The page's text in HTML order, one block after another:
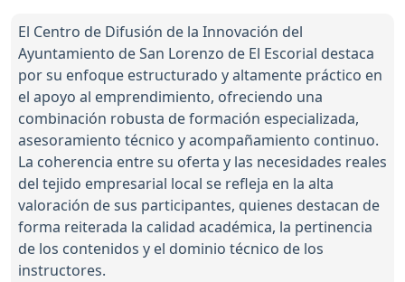
El Centro de Difusión de la Innovación del
Ayuntamiento de San Lorenzo de El Escorial destaca
por su enfoque estructurado y altamente práctico en
el apoyo al emprendimiento, ofreciendo una
combinación robusta de formación especializada,
asesoramiento técnico y acompañamiento continuo.
La coherencia entre su oferta y las necesidades reales
del tejido empresarial local se refleja en la alta
valoración de sus participantes, quienes destacan de
forma reiterada la calidad académica, la pertinencia
de los contenidos y el dominio técnico de los
instructores.